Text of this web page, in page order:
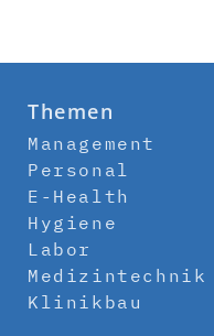
Themen
Management
Personal
E-Health
Hygiene
Labor
Medizintechnik
Klinikbau